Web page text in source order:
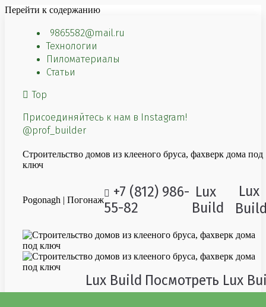
Перейти к содержанию
9865582@mail.ru
Технологии
Пиломатериалы
Статьи
Top
Присоединяйтесь к нам в Instagram!
@prof_builder
Строительство домов из клееного бруса, фахверк дома под
ключ
Pogonagh | Погонаж
+7 (812) 986-
55-82
Lux
Build
Lux
Lux Build Посмотреть Lux